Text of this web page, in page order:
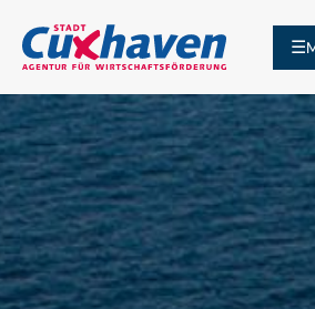
☰